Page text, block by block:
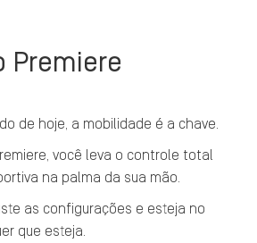
Premiere
de hoje, a mobilidade é a chave.
você leva o controle total
na palma da sua mão.
as configurações e esteja no
que esteja.